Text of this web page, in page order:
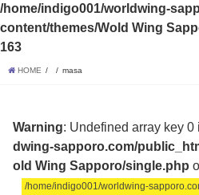
/home/indigo001/worldwing-
content/themes/Wold Wing
163
HOME masa
Warning: Undefined array key
dwing-sapporo.com/
old Wing Sapporo/single.php
/home/indigo001/worldwing-